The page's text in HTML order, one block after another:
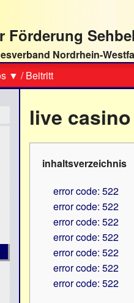
Förderung
Nordrhein-
▼ /Beitritt
live
inhaltsverzeichnis
error code: 522
error code: 522
error code: 522
error code: 522
error code: 522
error code: 522
error code: 522